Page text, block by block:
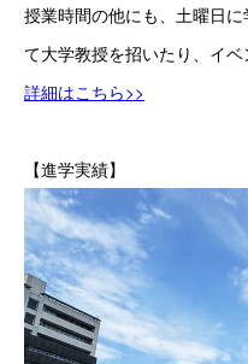
授業時間の他にも、土曜日
て大学教授を招いたり、イベ
詳細はこちら>>
【進学実績】